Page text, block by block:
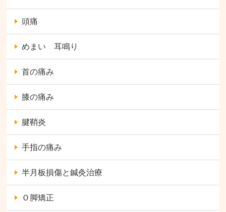
頭痛
めまい 耳鳴り
首の痛み
膝の痛み
腱鞘炎
手指の痛み
半月板損傷と鍼灸治療
Ｏ脚矯正